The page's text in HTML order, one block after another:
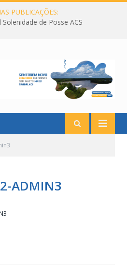
PUBLICAÇÕES:
Solenidade de Posse ACS
ADMIN3